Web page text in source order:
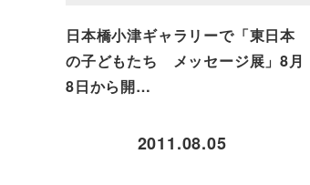
日本橋小津ギャラリーで「東日本
の子どもたち メッセージ展」8月
8日から開…
2011.08.05